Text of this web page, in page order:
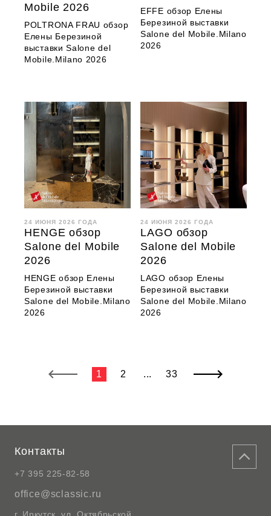
Mobile 2026
POLTRONA FRAU обзор
Елены Березиной
выставки Salone del
Mobile.Milano 2026
EFFE обзор Елены
Березиной выставки
Salone del Mobile.Milano
2026
24 ИЮНЯ 2026 ГОДА
HENGE обзор
Salone del Mobile
2026
HENGE обзор Елены
Березиной выставки
Salone del Mobile.Milano
2026
24 ИЮНЯ 2026 ГОДА
LAGO обзор
Salone del Mobile
2026
LAGO обзор Елены
Березиной выставки
Salone del Mobile.Milano
2026
1 2 ... 33
Контакты
+7 395 225-82-58
office@sclassic.ru